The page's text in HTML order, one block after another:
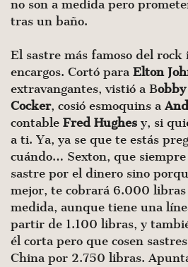
no son a medida pero
tras un baño.
El sastre más famoso del rock
encargos. Cortó para Elton
extravangantes, vistió a B
Cocker, cosió esmoquins a
contable Fred Hughes y, si
a ti. Ya, ya se que te estás
cuándo… Sexton, que
sastre por el dinero sino
mejor, te cobrará 6.000
medida, aunque tiene una
partir de 1.100 libras, y
él corta pero que cosen
China por 2.750 libras.